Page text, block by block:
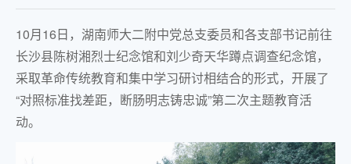
10月16日，湖南师大二附中党总支委员和各支部书记前往
长沙县陈树湘烈士纪念馆和刘少奇天华蹲点调查纪念馆，
采取革命传统教育和集中学习研讨相结合的形式，开展了
“对照标准找差距，断肠明志铸忠诚”第二次主题教育活
动。